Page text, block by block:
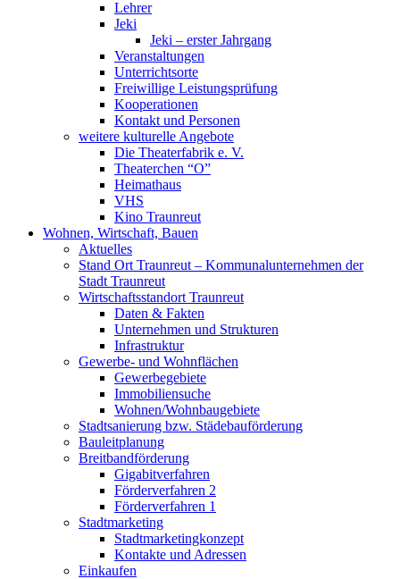
Lehrer
Jeki
Jeki – erster Jahrgang
Veranstaltungen
Unterrichtsorte
Freiwillige Leistungsprüfung
Kooperationen
Kontakt und Personen
weitere kulturelle Angebote
Die Theaterfabrik e. V.
Theaterchen “O”
Heimathaus
VHS
Kino Traunreut
Wohnen, Wirtschaft, Bauen
Aktuelles
Stand Ort Traunreut – Kommunalunternehmen der
Stadt Traunreut
Wirtschaftsstandort Traunreut
Daten & Fakten
Unternehmen und Strukturen
Infrastruktur
Gewerbe- und Wohnflächen
Gewerbegebiete
Immobiliensuche
Wohnen/Wohnbaugebiete
Stadtsanierung bzw. Städebauförderung
Bauleitplanung
Breitbandförderung
Gigabitverfahren
Förderverfahren 2
Förderverfahren 1
Stadtmarketing
Stadtmarketingkonzept
Kontakte und Adressen
Einkaufen